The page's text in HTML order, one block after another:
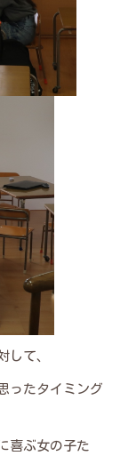
して、
ったタイミング
喜ぶ女の子た